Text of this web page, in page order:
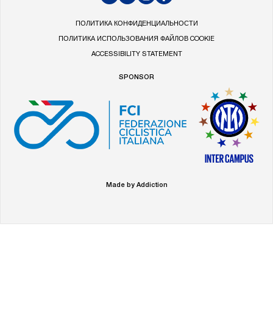
ПОЛИТИКА КОНФИДЕНЦИАЛЬНОСТИ
ПОЛИТИКА ИСПОЛЬЗОВАНИЯ ФАЙЛОВ COOKIE
ACCESSIBILITY STATEMENT
SPONSOR
Made by Addiction